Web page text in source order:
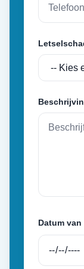
Datum